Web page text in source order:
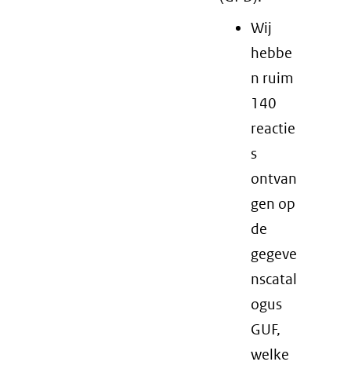
Wij
hebbe
n ruim
140
reactie
s
ontvan
gen op
de
gegeve
nscatal
ogus
GUF,
welke